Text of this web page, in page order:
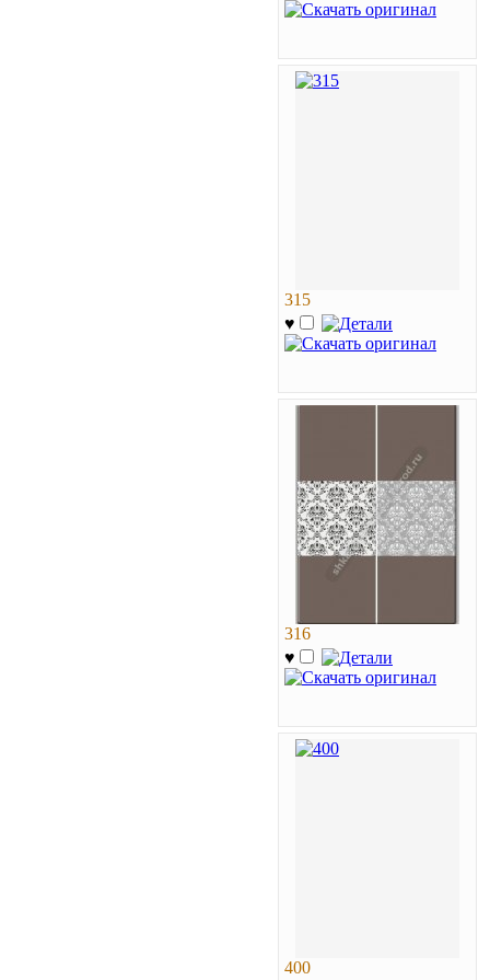
315
♥
316
♥
400